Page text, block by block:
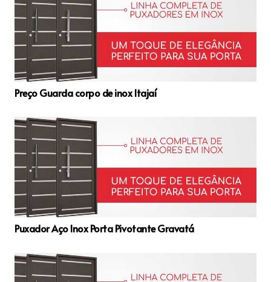
Preço Guarda corpo de inox Itajaí
Puxador Aço Inox Porta Pivotante Gravatá